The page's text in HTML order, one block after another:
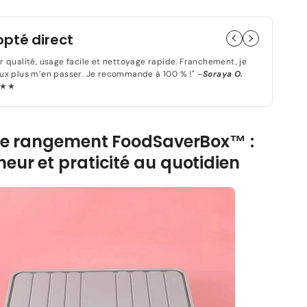
Boîte
rangement
-
FoodSaverBox™
-
direct
qualité, usage facile et nettoyage rapide. Franchement, je
plus m’en passer. Je recommande à 100 % !" –Soraya O.
rangement FoodSaverBox™ :
et praticité au quotidien